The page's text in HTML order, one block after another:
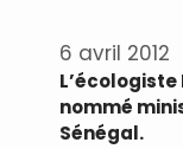
6 avril 2012
L’écologiste
nommé
Sénégal.